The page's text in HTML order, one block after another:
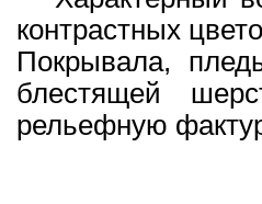
контрастных
Покрывала,
блестящей
рельефную